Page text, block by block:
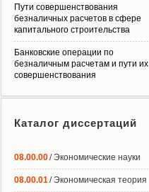
Пути совершенствования
безналичных расчетов в сфере
капитального строительства
Банковские операции по
безналичным расчетам и пути их
совершенствования
Каталог диссертаций
08.00.00/ Экономические науки
08.00.01/ Экономическая теория